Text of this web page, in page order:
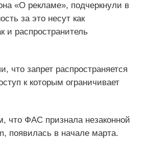
«О рекламе», подчеркнули в
за это несут как
и распространитель
что запрет распространяется
к которым ограничивает
что ФАС признала незаконной
появилась в начале марта.